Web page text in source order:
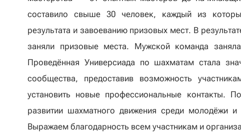
составило свыше 30 человек, каждый из
результата и завоеванию призовых мест. В
заняли призовые места. Мужской команда
Проведённая Универсиада по шахматам стала
сообщества, предоставив возможность
установить новые профессиональные контакты.
развитии шахматного движения среди молодёжи
Выражаем благодарность всем участникам и